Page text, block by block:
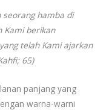
hamba di
Kami berikan
telah Kami ajarkan
65)
panjang yang
warna-warni